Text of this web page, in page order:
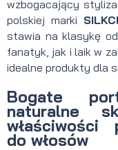
wzbogacający
polskiej marki
stawia na klasykę
fanatyk, jak i laik w
idealne produkty dla
Bogate
naturalne
właściwości
do włosów